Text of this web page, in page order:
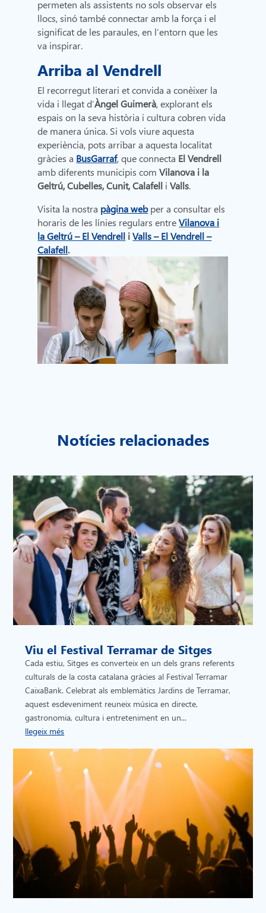
permeten als assistents no sols observar els
llocs, sinó també connectar amb la força i el
significat de les paraules, en l’entorn que les
va inspirar.
Arriba al Vendrell
El recorregut literari et convida a conèixer la
vida i llegat d’Àngel Guimerà, explorant els
espais on la seva història i cultura cobren vida
de manera única. Si vols viure aquesta
experiència, pots arribar a aquesta localitat
gràcies a BusGarraf, que connecta El Vendrell
amb diferents municipis comVilanova i la
Geltrú, Cubelles, Cunit, Calafell iValls.
Visita la nostra pàgina webper a consultar els
horaris de les línies regulars entreVilanova i
la Geltrú – El Vendrell iValls – El Vendrell –
Calafell.
Notícies relacionades
Viu el Festival Terramar de Sitges
Cada estiu, Sitges es converteix en un dels grans referents
culturals de la costa catalana gràcies al Festival Terramar
CaixaBank. Celebrat als emblemàtics Jardins de Terramar,
aquest esdeveniment reuneix música en directe,
gastronomia, cultura i entreteniment en un...
llegeix més